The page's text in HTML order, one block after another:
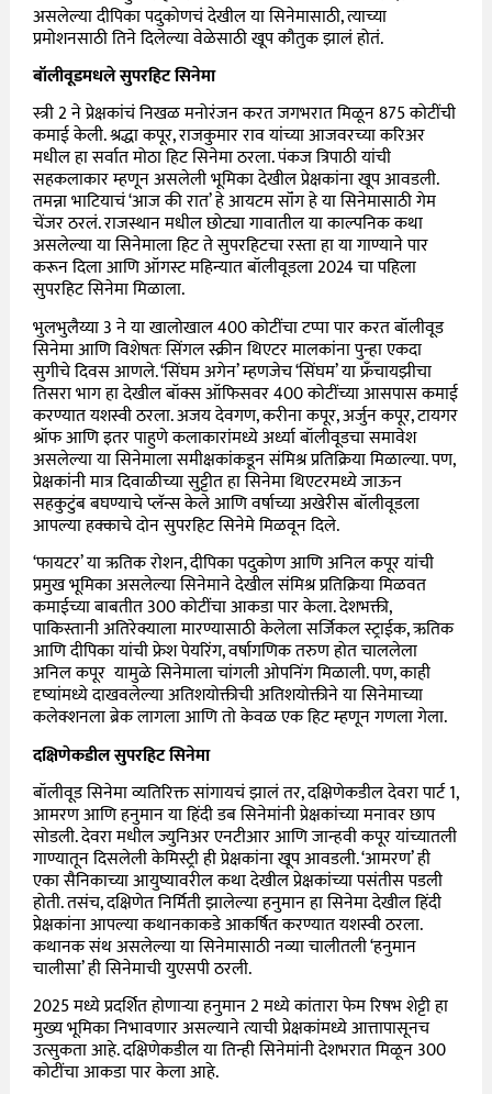
असलेल्या दीपिका पदुकोणचं देखील या सिनेमासाठी, त्याच्या
प्रमोशनसाठी तिने दिलेल्या वेळेसाठी खूप कौतुक झालं होतं.
बॉलीवूडमधले सुपरहिट सिनेमा
स्त्री 2 ने प्रेक्षकांचं निखळ मनोरंजन करत जगभरात मिळून 875 कोटींची
कमाई केली. श्रद्धा कपूर, राजकुमार राव यांच्या आजवरच्या करिअर
मधील हा सर्वात मोठा हिट सिनेमा ठरला. पंकज त्रिपाठी यांची
सहकलाकार म्हणून असलेली भूमिका देखील प्रेक्षकांना खूप आवडली.
तमन्ना भाटियाचं ‘आज की रात’ हे आयटम सॉंग हे या सिनेमासाठी गेम
चेंजर ठरलं. राजस्थान मधील छोट्या गावातील या काल्पनिक कथा
असलेल्या या सिनेमाला हिट ते सुपरहिटचा रस्ता हा या गाण्याने पार
करून दिला आणि ऑगस्ट महिन्यात बॉलीवूडला 2024 चा पहिला
सुपरहिट सिनेमा मिळाला.
भुलभुलैय्या 3 ने या खालोखाल 400 कोटींचा टप्पा पार करत बॉलीवूड
सिनेमा आणि विशेषतः सिंगल स्क्रीन थिएटर मालकांना पुन्हा एकदा
सुगीचे दिवस आणले. ‘सिंघम अगेन’ म्हणजेच ‘सिंघम’ या फ्रॅंचायझीचा
तिसरा भाग हा देखील बॉक्स ऑफिसवर 400 कोटींच्या आसपास कमाई
करण्यात यशस्वी ठरला. अजय देवगण, करीना कपूर, अर्जुन कपूर, टायगर
श्रॉफ आणि इतर पाहुणे कलाकारांमध्ये अर्ध्या बॉलीवूडचा समावेश
असलेल्या या सिनेमाला समीक्षकांकडून संमिश्र प्रतिक्रिया मिळाल्या. पण,
प्रेक्षकांनी मात्र दिवाळीच्या सुट्टीत हा सिनेमा थिएटरमध्ये जाऊन
सहकुटुंब बघण्याचे प्लॅन्स केले आणि वर्षाच्या अखेरीस बॉलीवूडला
आपल्या हक्काचे दोन सुपरहिट सिनेमे मिळवून दिले.
‘फायटर’ या ऋतिक रोशन, दीपिका पदुकोण आणि अनिल कपूर यांची
प्रमुख भूमिका असलेल्या सिनेमाने देखील संमिश्र प्रतिक्रिया मिळवत
कमाईच्या बाबतीत 300 कोटींचा आकडा पार केला. देशभक्ती,
पाकिस्तानी अतिरेक्याला मारण्यासाठी केलेला सर्जिकल स्ट्राईक, ऋतिक
आणि दीपिका यांची फ्रेश पेयरिंग, वर्षागणिक तरुण होत चाललेला
अनिल कपूर यामुळे सिनेमाला चांगली ओपनिंग मिळाली. पण, काही
दृष्यांमध्ये दाखवलेल्या अतिशयोक्तीची अतिशयोक्तीने या सिनेमाच्या
कलेक्शनला ब्रेक लागला आणि तो केवळ एक हिट म्हणून गणला गेला.
दक्षिणेकडील सुपरहिट सिनेमा
बॉलीवूड सिनेमा व्यतिरिक्त सांगायचं झालं तर, दक्षिणेकडील देवरा पार्ट 1,
आमरण आणि हनुमान या हिंदी डब सिनेमांनी प्रेक्षकांच्या मनावर छाप
सोडली. देवरा मधील ज्युनिअर एनटीआर आणि जान्हवी कपूर यांच्यातली
गाण्यातून दिसलेली केमिस्ट्री ही प्रेक्षकांना खूप आवडली. ‘आमरण’ ही
एका सैनिकाच्या आयुष्यावरील कथा देखील प्रेक्षकांच्या पसंतीस पडली
होती. तसंच, दक्षिणेत निर्मिती झालेल्या हनुमान हा सिनेमा देखील हिंदी
प्रेक्षकांना आपल्या कथानकाकडे आकर्षित करण्यात यशस्वी ठरला.
कथानक संथ असलेल्या या सिनेमासाठी नव्या चालीतली ‘हनुमान
चालीसा’ ही सिनेमाची युएसपी ठरली.
2025 मध्ये प्रदर्शित होणाऱ्या हनुमान 2 मध्ये कांतारा फेम रिषभ शेट्टी हा
मुख्य भूमिका निभावणार असल्याने त्याची प्रेक्षकांमध्ये आत्तापासूनच
उत्सुकता आहे. दक्षिणेकडील या तिन्ही सिनेमांनी देशभरात मिळून 300
कोटींचा आकडा पार केला आहे.